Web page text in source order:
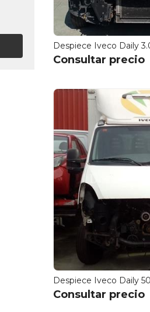
Despiece Iveco Daily
Consultar precio
Despiece Iveco Daily
Consultar precio